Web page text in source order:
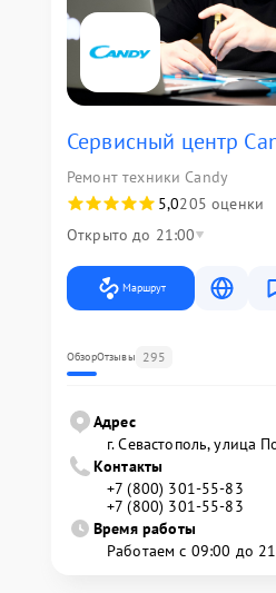
Сервисный центр
Ремонт техники Candy
5,0205 оценки
Открыто до 21:00
Маршрут
ОбзорОтзывы 295
Адрес
г. Севастополь, улица
Контакты
+7 (800) 301-55-83
+7 (800) 301-55-83
Время работы
Работаем с 09:00 до